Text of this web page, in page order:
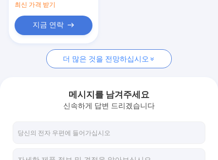
최신 가격 받기
지금 연락
더 많은 것을 전망하십시오
메시지를 남겨주세요
신속하게 답변 드리겠습니다